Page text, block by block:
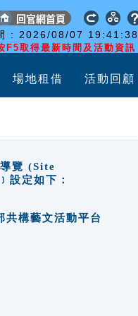
: 2026/08/07 19:41:38
F5取得最新時間及活動資訊
場地租借 活動回顧
覽 (Site
定如下：
構藝文活動平台